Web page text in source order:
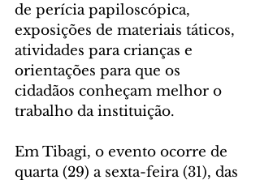
de perícia papiloscópica,
exposições de materiais táticos,
atividades para crianças e
orientações para que os
cidadãos conheçam melhor o
trabalho da instituição.
Em Tibagi, o evento ocorre de
quarta (29) a sexta-feira (31), das